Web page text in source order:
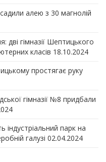
алею з 30 магнолій
дві гімназії Шептицького
класів 18.10.2024
простягає руку
гімназії №8 придбали
парк на
галузі 02.04.2024